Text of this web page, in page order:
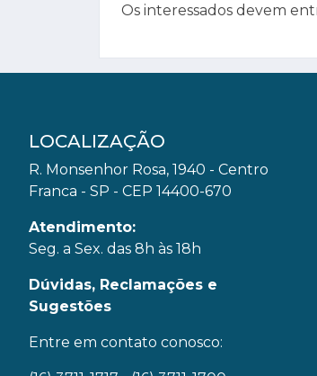
Os interessados devem
LOCALIZAÇÃO
R. Monsenhor Rosa, 1940 - Centro
Franca - SP - CEP 14400-670
Atendimento:
Seg. a Sex. das 8h às 18h
Dúvidas, Reclamações e
Sugestões
Entre em contato conosco: